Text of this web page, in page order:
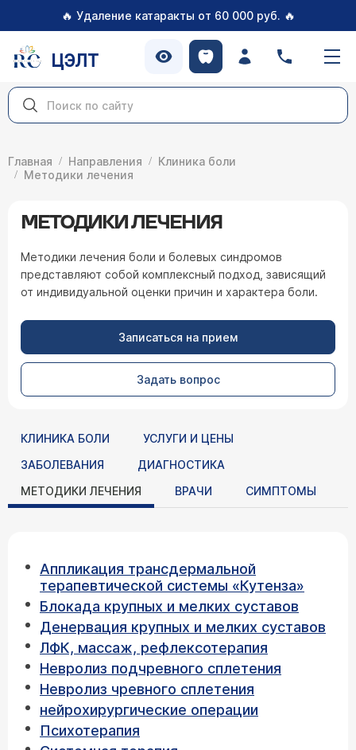
🔥 Удаление катаракты от 60 000 руб. 🔥
ЦЭЛТ
Главная Направления
Клиника боли
Методики лечения
МЕТОДИКИ ЛЕЧЕНИЯ
Методики лечения боли и болевых синдромов
представляют собой комплексный подход, зависящий
от индивидуальной оценки причин и характера боли.
Записаться на прием
Задать вопрос
КЛИНИКА БОЛИ
УСЛУГИ И ЦЕНЫ
ЗАБОЛЕВАНИЯ
ДИАГНОСТИКА
МЕТОДИКИ ЛЕЧЕНИЯ
ВРАЧИ СИМПТОМЫ
Аппликация трансдермальной
терапевтической системы «Кутенза»
Блокада крупных и мелких суставов
Денервация крупных и мелких суставов
ЛФК, массаж, рефлексотерапия
Невролиз подчревного сплетения
Невролиз чревного сплетения
нейрохирургические операции
Психотерапия